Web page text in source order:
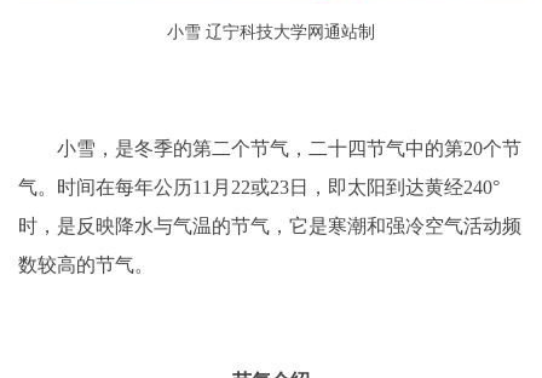
小雪 辽宁科技大学网通站制
小雪，是冬季的第二个节气，二十四节气中的第20个节
气。时间在每年公历11月22或23日，即太阳到达黄经240°
时，是反映降水与气温的节气，它是寒潮和强冷空气活动频
数较高的节气。